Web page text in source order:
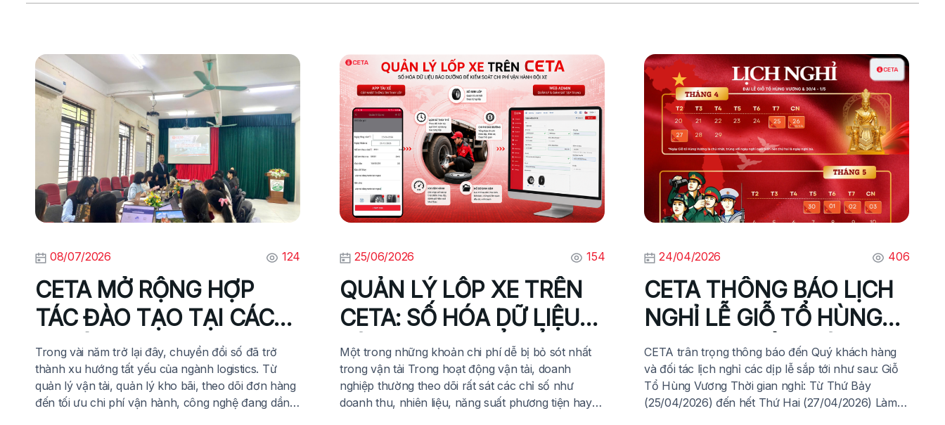
08/07/2026 124
CETA MỞ RỘNG HỢP
TÁC ĐÀO TẠO TẠI CÁC
TRƯỜNG ĐẠI HỌC –
CHUNG TAY XÂY DỰNG
NGUỒN NHÂN LỰC
Trong vài năm trở lại đây, chuyển đổi số đã trở
thành xu hướng tất yếu của ngành logistics. Từ
quản lý vận tải, quản lý kho bãi, theo dõi đơn hàng
đến tối ưu chi phí vận hành, công nghệ đang dần
25/06/2026 154
QUẢN LÝ LỐP XE TRÊN
CETA: SỐ HÓA DỮ LIỆU
BẢO DƯỠNG ĐỂ KIỂM
SOÁT CHI PHÍ VẬN HÀNH
ĐỘI XE
Một trong những khoản chi phí dễ bị bỏ sót nhất
trong vận tải Trong hoạt động vận tải, doanh
nghiệp thường theo dõi rất sát các chỉ số như
doanh thu, nhiên liệu, năng suất phương tiện hay
24/04/2026 406
CETA THÔNG BÁO LỊCH
NGHỈ LỄ GIỖ TỔ HÙNG
VƯƠNG, NGÀY GIẢI
PHÒNG MIỀN NAM
THỐNG NHẤT ĐẤT
CETA trân trọng thông báo đến Quý khách hàng
và đối tác lịch nghỉ các dịp lễ sắp tới như sau: Giỗ
Tổ Hùng Vương Thời gian nghỉ: Từ Thứ Bảy
(25/04/2026) đến hết Thứ Hai (27/04/2026) Làm